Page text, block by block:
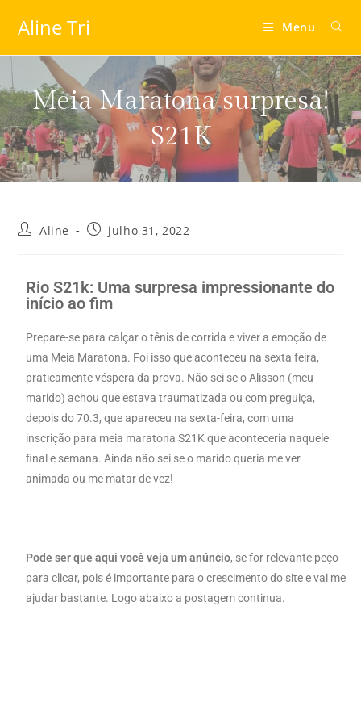
Aline Tri Menu
Meia Maratona surpresa!
S21K
Aline julho 31, 2022
Rio S21k: Uma surpresa impressionante do
início ao fim
Prepare-se para calçar o tênis de corrida e viver a emoção de
uma Meia Maratona. Foi isso que aconteceu na sexta feira,
praticamente véspera da prova. Não sei se o Alisson (meu
marido) achou que estava traumatizada ou com preguiça,
depois do 70.3, que apareceu na sexta-feira, com uma
inscrição para meia maratona S21K que aconteceria naquele
final e semana. Ainda não sei se o marido queria me ver
animada ou me matar de vez!
Pode ser que aqui você veja um anúncio, se for relevante peço
para clicar, pois é importante para o crescimento do site e vai me
ajudar bastante. Logo abaixo a postagem continua.